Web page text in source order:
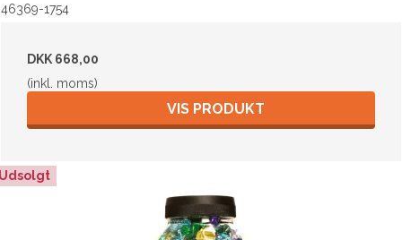
46369-1754
DKK 668,00
(inkl. moms)
VIS PRODUKT